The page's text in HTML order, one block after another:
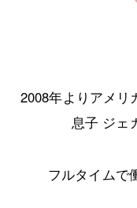
2008年よりアメリ
息子 ジェ
フルタイムで